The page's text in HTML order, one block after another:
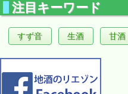
注目キーワード
すず音 生酒 甘酒